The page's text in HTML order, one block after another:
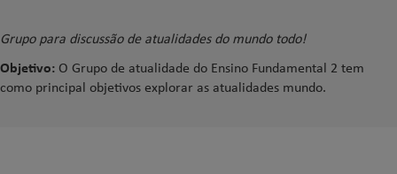
Grupo para discussão de atualidades do mundo todo!
Objetivo: O Grupo de atualidade do Ensino Fundamental 2 tem
como principal objetivos explorar as atualidades mundo.